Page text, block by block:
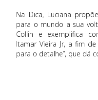
Na Dica, Luciana
para o mundo a sua
Collin e exemplifica
Itamar Vieira Jr, a fim
para o detalhe”, que dá